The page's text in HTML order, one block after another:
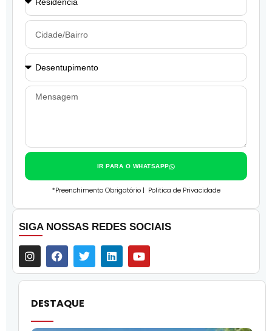
IR PARA O WHATSAPP
*Preenchimento Obrigatório | Politica de Privacidade
SIGA NOSSAS REDES SOCIAIS
DESTAQUE